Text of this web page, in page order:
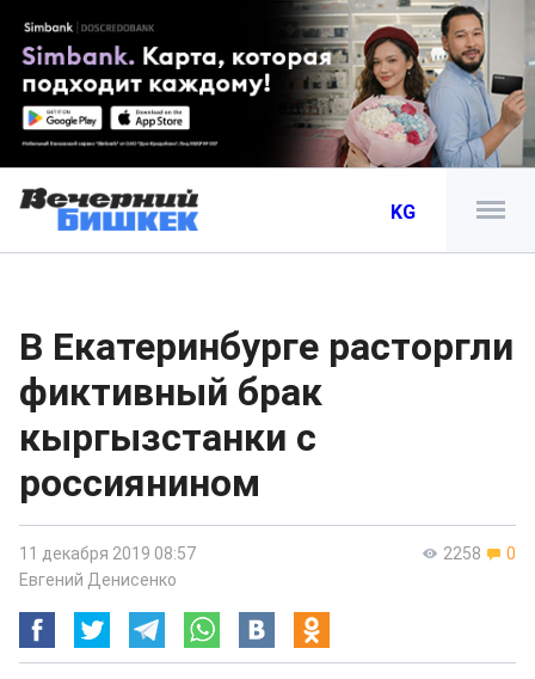
KG
В Екатеринбурге расторгли
фиктивный брак
кыргызстанки с
россиянином
2258 0
11 декабря 2019 08:57
Евгений Денисенко